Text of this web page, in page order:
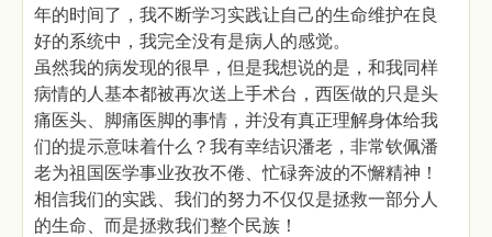
年的时间了，我不断学习实践让自己的生命维护在良
好的系统中，我完全没有是病人的感觉。
虽然我的病发现的很早，但是我想说的是，和我同样
病情的人基本都被再次送上手术台，西医做的只是头
痛医头、脚痛医脚的事情，并没有真正理解身体给我
们的提示意味着什么？我有幸结识潘老，非常钦佩潘
老为祖国医学事业孜孜不倦、忙碌奔波的不懈精神！
相信我们的实践、我们的努力不仅仅是拯救一部分人
的生命、而是拯救我们整个民族！